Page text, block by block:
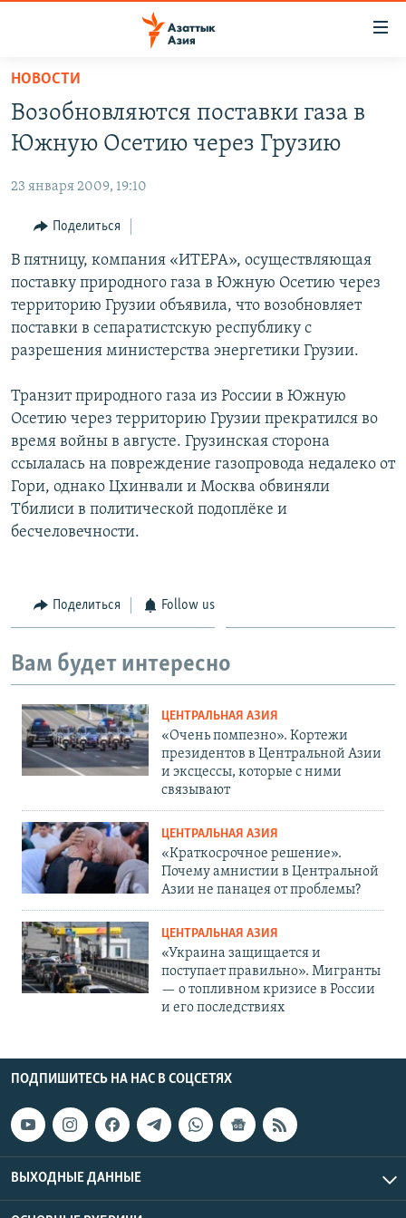
Вернуться
основному
содержанию
навигации
Вернутся
поиску
ЦЕНТРАЛЬНАЯ АЗИЯ
УЗБЕКИСТАН
ТАДЖИКИСТАН
ВОЙНА В УКРАИНЕ
НА ДРУГИХ ЯЗЫКАХ
ҚАЗАҚША
КЫРГЫЗЧА
ЎЗБЕКЧА
ТОҶИКӢ
TÜRKMENÇE
Все сайты РСЕ/РС
НОВОСТИ
Возобновляются поставки газа в
Южную Осетию через Грузию
23 января 2009, 19:10
Поделиться
В пятницу, компания «ИТЕРА», осуществляющая
поставку природного газа в Южную Осетию через
территорию Грузии объявила, что возобновляет
поставки в сепаратистскую республику с
разрешения министерства энергетики Грузии.
Транзит природного газа из России в Южную
Осетию через территорию Грузии прекратился во
время войны в августе. Грузинская сторона
ссылалась на повреждение газопровода недалеко от
Гори, однако Цхинвали и Москва обвиняли
Тбилиси в политической подоплёке и
бесчеловечности.
Поделиться Follow us
Вам будет интересно
ЦЕНТРАЛЬНАЯ АЗИЯ
«Очень помпезно». Кортежи
президентов в Центральной Азии
и эксцессы, которые с ними
связывают
ЦЕНТРАЛЬНАЯ АЗИЯ
«Краткосрочное решение».
Почему амнистии в Центральной
Азии не панацея от проблемы?
ЦЕНТРАЛЬНАЯ АЗИЯ
«Украина защищается и
поступает правильно». Мигранты
— о топливном кризисе в России
и его последствиях
ПОДПИШИТЕСЬ НА НАС В СОЦСЕТЯХ
ВЫХОДНЫЕ ДАННЫЕ